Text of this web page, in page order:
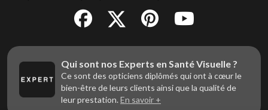
Qui sont nos Experts en Santé Visuelle ?
Ce sont des opticiens diplômés qui ont à cœur le
bien-être de leurs clients ainsi que la qualité de
leur prestation. En savoir +